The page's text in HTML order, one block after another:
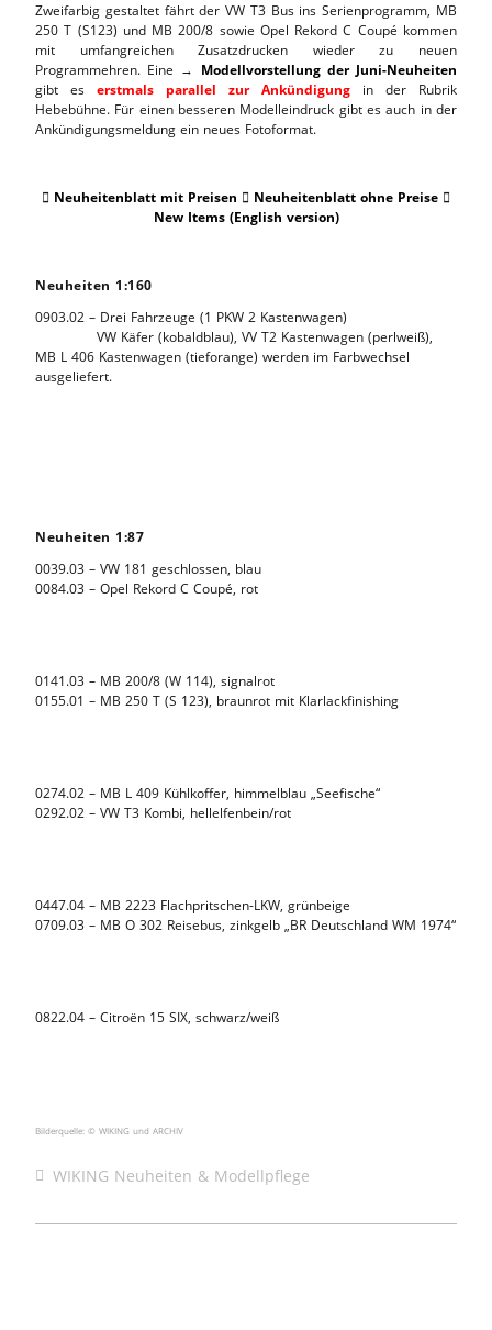
Zweifarbig gestaltet fährt der VW T3 Bus ins Serienprogramm, MB
250 T (S123) und MB 200/8 sowie Opel Rekord C Coupé kommen
mit umfangreichen Zusatzdrucken wieder zu neuen
Programmehren. Eine → Modellvorstellung der Juni-Neuheiten
gibt es erstmals parallel zur Ankündigung in der Rubrik
Hebebühne. Für einen besseren Modelleindruck gibt es auch in der
Ankündigungsmeldung ein neues Fotoformat.
 Neuheitenblatt mit Preisen  Neuheitenblatt ohne Preise 
New Items (English version)
Neuheiten 1:160
0903.02 – Drei Fahrzeuge (1 PKW 2 Kastenwagen)
VW Käfer (kobaldblau), VV T2 Kastenwagen (perlweiß),
MB L 406 Kastenwagen (tieforange) werden im Farbwechsel
ausgeliefert.
Neuheiten 1:87
0039.03 – VW 181 geschlossen, blau
0084.03 – Opel Rekord C Coupé, rot
0141.03 – MB 200/8 (W 114), signalrot
0155.01 – MB 250 T (S 123), braunrot mit Klarlackfinishing
0274.02 – MB L 409 Kühlkoffer, himmelblau „Seefische“
0292.02 – VW T3 Kombi, hellelfenbein/rot
0447.04 – MB 2223 Flachpritschen-LKW, grünbeige
0709.03 – MB O 302 Reisebus, zinkgelb „BR Deutschland WM 1974“
0822.04 – Citroën 15 SIX, schwarz/weiß
Bilderquelle: © WIKING und ARCHIV
WIKING Neuheiten & Modellpflege